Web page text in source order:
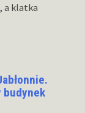
a klatka
budynek